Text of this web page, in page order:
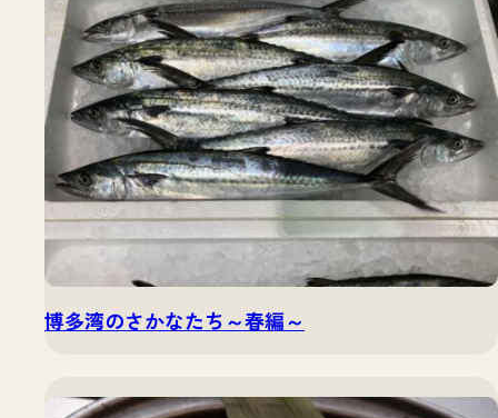
博多湾のさかなたち～春編～